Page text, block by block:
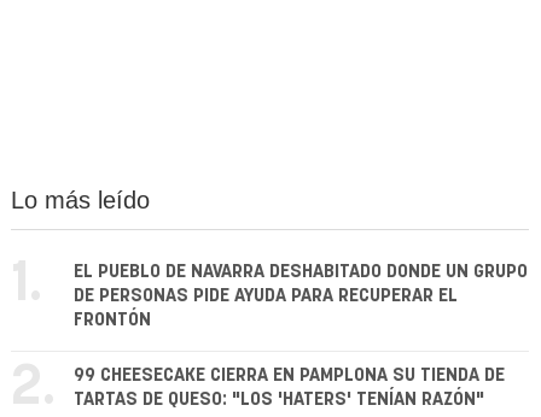
Lo más leído
1.
EL PUEBLO DE NAVARRA DESHABITADO DONDE UN GRUPO
DE PERSONAS PIDE AYUDA PARA RECUPERAR EL
FRONTÓN
2.
99 CHEESECAKE CIERRA EN PAMPLONA SU TIENDA DE
TARTAS DE QUESO: "LOS 'HATERS' TENÍAN RAZÓN"